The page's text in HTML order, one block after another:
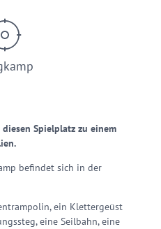
Spielplatz zu einem
befindet sich in der
ein Klettergeüst
eine Seilbahn, eine